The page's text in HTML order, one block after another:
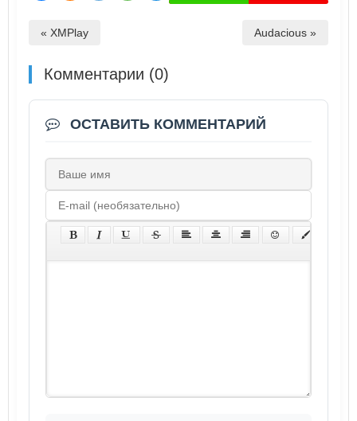
« XMPlay Audacious »
Комментарии (0)
ОСТАВИТЬ КОММЕНТАРИЙ